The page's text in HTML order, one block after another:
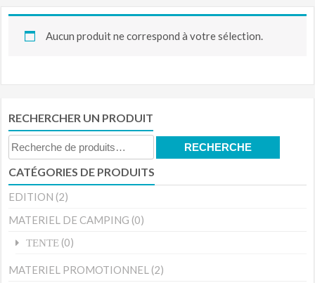
Aucun produit ne correspond à votre sélection.
RECHERCHER UN PRODUIT
Recherche
pour :
RECHERCHE
CATÉGORIES DE PRODUITS
EDITION (2)
MATERIEL DE CAMPING (0)
TENTE (0)
MATERIEL PROMOTIONNEL (2)